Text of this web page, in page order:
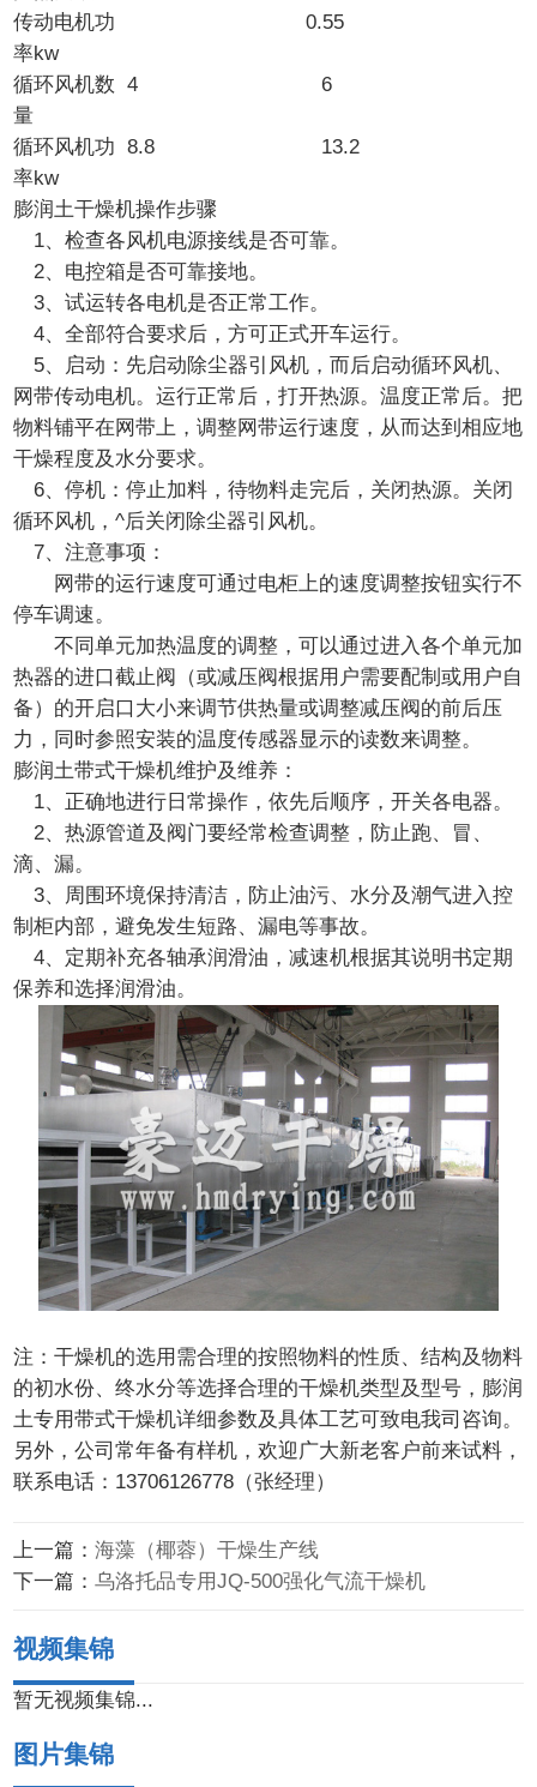
传动电机功
率kw
0.55
循环风机数
量
4 6
循环风机功
率kw
8.8 13.2
膨润土干燥机操作步骤
1、检查各风机电源接线是否可靠。
2、电控箱是否可靠接地。
3、试运转各电机是否正常工作。
4、全部符合要求后，方可正式开车运行。
5、启动：先启动除尘器引风机，而后启动循环风机、
网带传动电机。运行正常后，打开热源。温度正常后。把
物料铺平在网带上，调整网带运行速度，从而达到相应地
干燥程度及水分要求。
6、停机：停止加料，待物料走完后，关闭热源。关闭
循环风机，^后关闭除尘器引风机。
7、注意事项：
网带的运行速度可通过电柜上的速度调整按钮实行不
停车调速。
不同单元加热温度的调整，可以通过进入各个单元加
热器的进口截止阀（或减压阀根据用户需要配制或用户自
备）的开启口大小来调节供热量或调整减压阀的前后压
力，同时参照安装的温度传感器显示的读数来调整。
膨润土带式干燥机维护及维养：
1、正确地进行日常操作，依先后顺序，开关各电器。
2、热源管道及阀门要经常检查调整，防止跑、冒、
滴、漏。
3、周围环境保持清洁，防止油污、水分及潮气进入控
制柜内部，避免发生短路、漏电等事故。
4、定期补充各轴承润滑油，减速机根据其说明书定期
保养和选择润滑油。
注：干燥机的选用需合理的按照物料的性质、结构及物料
的初水份、终水分等选择合理的干燥机类型及型号，膨润
土专用带式干燥机详细参数及具体工艺可致电我司咨询。
另外，公司常年备有样机，欢迎广大新老客户前来试料，
联系电话：13706126778（张经理）
上一篇：海藻（椰蓉）干燥生产线
下一篇：乌洛托品专用JQ-500强化气流干燥机
视频集锦
暂无视频集锦...
图片集锦